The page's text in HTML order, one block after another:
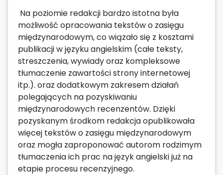
Na poziomie redakcji bardzo istotna była
możliwość opracowania tekstów o zasięgu
międzynarodowym, co wiązało się z kosztami
publikacji w języku angielskim (całe teksty,
streszczenia, wywiady oraz kompleksowe
tłumaczenie zawartości strony internetowej
itp.). oraz dodatkowym zakresem działań
polegających na pozyskiwaniu
międzynarodowych recenzentów. Dzięki
pozyskanym środkom redakcja opublikowała
więcej tekstów o zasięgu międzynarodowym
oraz mogła zaproponować autorom rodzimym
tłumaczenia ich prac na język angielski już na
etapie procesu recenzyjnego.